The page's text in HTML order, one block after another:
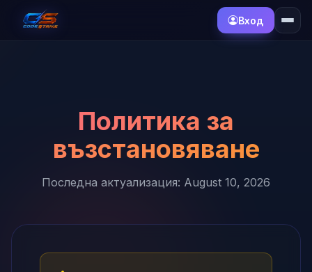
Вход
Политика за
възстановяване
Последна актуализация: August 10, 2026